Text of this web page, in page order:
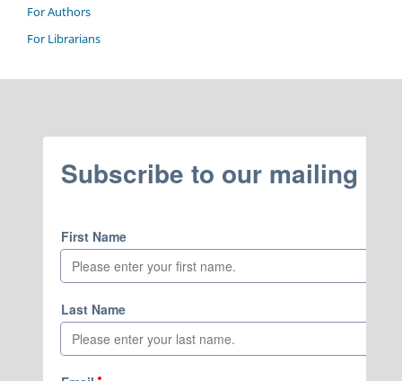
For Authors
For Librarians